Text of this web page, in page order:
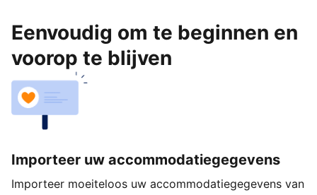
Eenvoudig om te beginnen en
voorop te blijven
Importeer uw accommodatiegegevens
Importeer moeiteloos uw accommodatiegegevens van